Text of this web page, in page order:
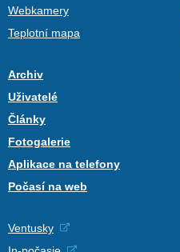
Webkamery
Teplotní mapa
Archiv
Uživatelé
Články
Fotogalerie
Aplikace na telefony
Počasí na web
Ventusky